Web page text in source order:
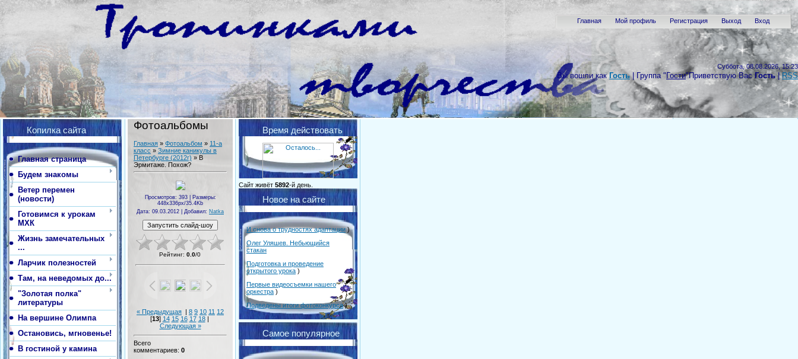
Суббота, 08.08.2026, 15:23
Вы вошли как Гость| Группа" Гости"Приветствую Вас Гость |RSS
Главная Мой профиль Регистрация Выход Вход
Копилка сайта
Главная страница
Будем знакомы
Ветер перемен
(новости)
Готовимся к урокам
МХК
Жизнь замечательных
...
Ларчик полезностей
Там, на неведомых до...
"Золотая полка"
литературы
На вершине Олимпа
Остановись, мгновенье!
В гостиной у камина
Фотоальбомы
Главная » Фотоальбом » 11-а
класс » Зимние каникулы в
Петербурге (2012г) » В
Эрмитаже. Похож?
Просмотров: 393 | Размеры:
448x336px/35.4Kb
Дата: 09.03.2012 | Добавил: Natka
Рейтинг: 0.0/0
« Предыдущая 8 9 10 11 12
[13] 14 15 16 17 18|
Следующая »
Всего
комментариев: 0
Время действовать
Сайт живёт 5892-й день.
Новое на сайте
И снова о трудностях адаптации)
Олег Уляшев. Небьющийся
стакан
Подготовка и проведение
открытого урока )
Первые видеосъемки нашего
оркестра )
Подведены итоги фотоконкурса)
Самое популярное